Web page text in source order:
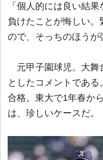
「個人的には良い結
負けたことが悔しい
ので、そっちのほうが
元甲子園球児。大舞
としたコメントであ
合格。東大で1年春か
は、珍しいケースだ。